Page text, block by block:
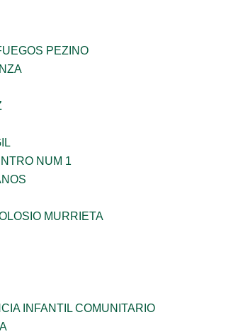
PEZINO
NUM 1
MURRIETA
INFANTIL COMUNITARIO